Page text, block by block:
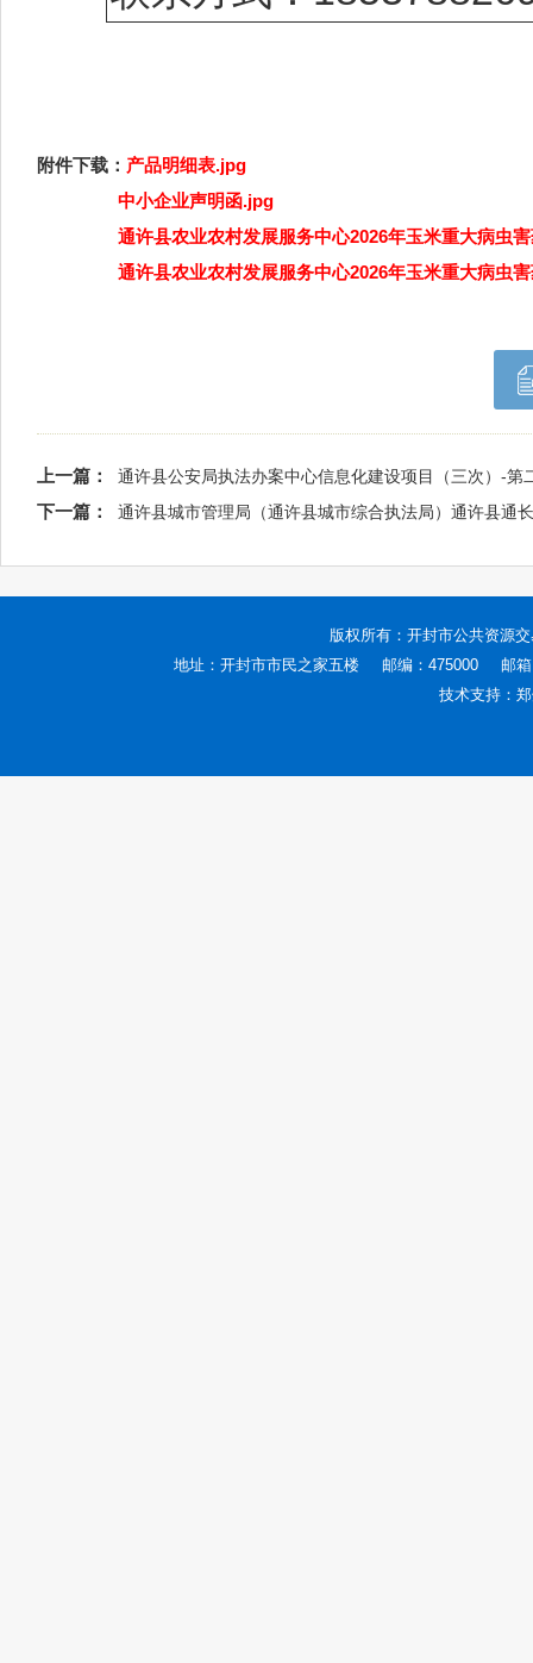
附件下载： 产品明细表.jpg
中小企业声明函.jpg
通许县农业农村发展服务中心2026年玉米重大病虫
通许县农业农村发展服务中心2026年玉米重大病虫
上一篇： 通许县公安局执法办案中心信息化建设项目（三次）-第
下一篇： 通许县城市管理局（通许县城市综合执法局）通许县通
版权所有： 开封市公共资源
地址：开封市市民之家五楼
邮编：475000
邮
技术支持：